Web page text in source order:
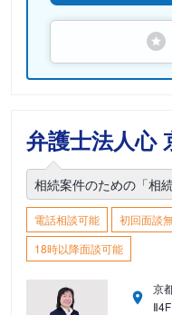
弁護士法人心
相続案件のための「相
電話相談可能 初回面談
18時以降面談可能
京
Ⅱ4F